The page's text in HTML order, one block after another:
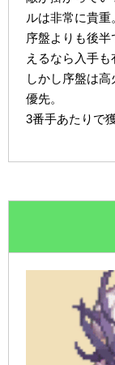
ルは非常に貴重
序盤よりも後
えるなら入手も
しかし序盤は
優先。
3番手あたりで